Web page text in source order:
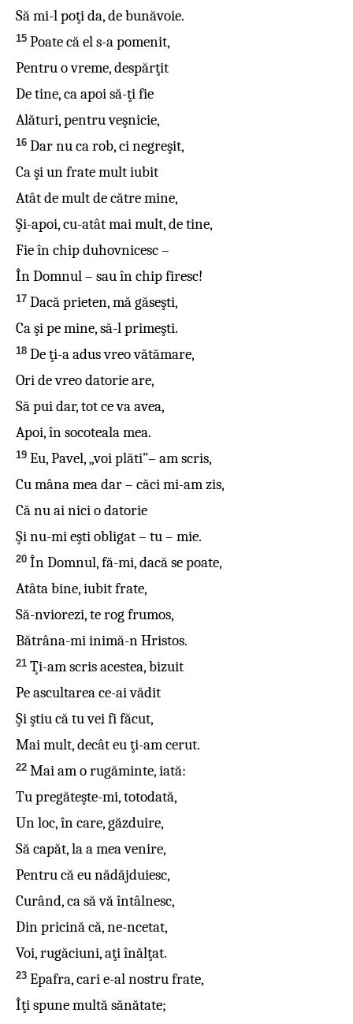
Să mi-l poţi da, de bunăvoie.
15 Poate că el s-a pomenit,
Pentru o vreme, despărţit
De tine, ca apoi să-ţi fie
Alături, pentru veşnicie,
16 Dar nu ca rob, ci negreşit,
Ca şi un frate mult iubit
Atât de mult de către mine,
Şi-apoi, cu-atât mai mult, de tine,
Fie în chip duhovnicesc –
În Domnul – sau în chip firesc!
17 Dacă prieten, mă găseşti,
Ca şi pe mine, să-l primeşti.
18 De ţi-a adus vreo vătămare,
Ori de vreo datorie are,
Să pui dar, tot ce va avea,
Apoi, în socoteala mea.
19 Eu, Pavel, „voi plăti”– am scris,
Cu mâna mea dar – căci mi-am zis,
Că nu ai nici o datorie
Şi nu-mi eşti obligat – tu – mie.
20 În Domnul, fă-mi, dacă se poate,
Atâta bine, iubit frate,
Să-nviorezi, te rog frumos,
Bătrâna-mi inimă-n Hristos.
21 Ţi-am scris acestea, bizuit
Pe ascultarea ce-ai vădit
Şi ştiu că tu vei fi făcut,
Mai mult, decât eu ţi-am cerut.
22 Mai am o rugăminte, iată:
Tu pregăteşte-mi, totodată,
Un loc, în care, găzduire,
Să capăt, la a mea venire,
Pentru că eu nădăjduiesc,
Curând, ca să vă întâlnesc,
Din pricină că, ne-ncetat,
Voi, rugăciuni, aţi înălţat.
23 Epafra, cari e-al nostru frate,
Îţi spune multă sănătate;